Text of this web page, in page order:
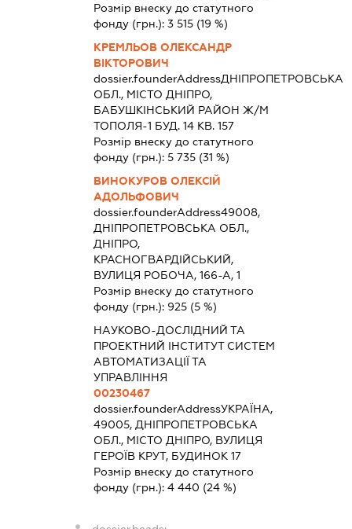
Розмір внеску до статутного
фонду (грн.): 3 515(19 %)
КРЕМЛЬОВ ОЛЕКСАНДР
ВІКТОРОВИЧ
dossier.founderAddressДНІПРОПЕТРОВСЬКА
ОБЛ., МІСТО ДНІПРО,
БАБУШКІНСЬКИЙ РАЙОН Ж/М
ТОПОЛЯ-1 БУД. 14 КВ. 157
Розмір внеску до статутного
фонду (грн.): 5 735(31 %)
ВИНОКУРОВ ОЛЕКСІЙ
АДОЛЬФОВИЧ
dossier.founderAddress49008,
ДНІПРОПЕТРОВСЬКА ОБЛ.,
ДНІПРО,
КРАСНОГВАРДІЙСЬКИЙ,
ВУЛИЦЯ РОБОЧА, 166-А, 1
Розмір внеску до статутного
фонду (грн.): 925(5 %)
НАУКОВО-ДОСЛІДНИЙ ТА
ПРОЕКТНИЙ ІНСТИТУТ СИСТЕМ
АВТОМАТИЗАЦІЇ ТА
УПРАВЛІННЯ
00230467
dossier.founderAddressУКРАЇНА,
49005, ДНІПРОПЕТРОВСЬКА
ОБЛ., МІСТО ДНІПРО, ВУЛИЦЯ
ГЕРОЇВ КРУТ, БУДИНОК 17
Розмір внеску до статутного
фонду (грн.): 4 440 (24 %)